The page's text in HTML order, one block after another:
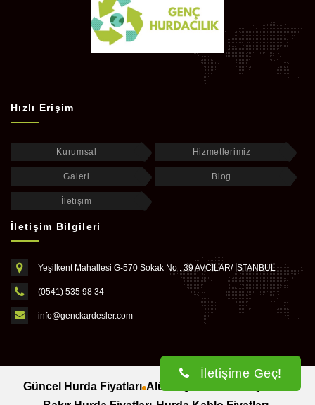
İletişime Geç!
Hızlı Erişim
Kurumsal Hizmetlerimiz
Galeri Blog
İletişim
İletişim Bilgileri
Yeşilkent Mahallesi G-570 Sokak No : 39 AVCILAR/ İSTANBUL
(0541) 535 98 34
info@genckardesler.com
Güncel Hurda Fiyatları Alüminyum Hurda Fiyatları